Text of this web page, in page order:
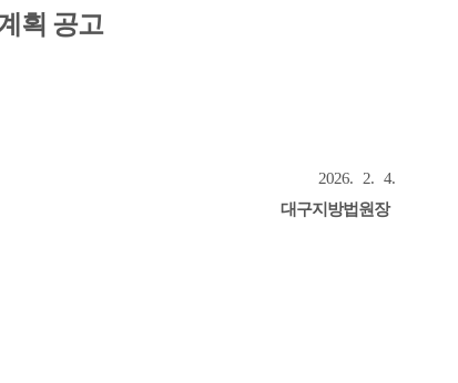
획 공고
2026. 2. 4.
대구지방법원장